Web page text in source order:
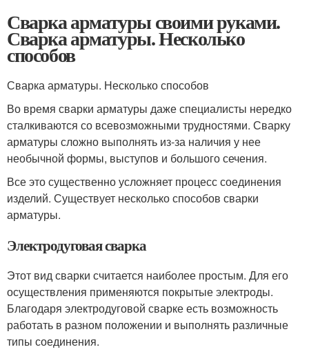
Сварка арматуры своими руками.
Сварка арматуры. Несколько
способов
Сварка арматуры. Несколько способов
Во время сварки арматуры даже специалисты нередко
сталкиваются со всевозможными трудностями. Сварку
арматуры сложно выполнять из-за наличия у нее
необычной формы, выступов и большого сечения.
Все это существенно усложняет процесс соединения
изделий. Существует несколько способов сварки
арматуры.
Электродуговая сварка
Этот вид сварки считается наиболее простым. Для его
осуществления применяются покрытые электроды.
Благодаря электродуговой сварке есть возможность
работать в разном положении и выполнять различные
типы соединения.